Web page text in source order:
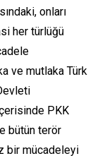
onları
her türlüğü
ve mutlaka Türk
PKK
bütün terör
bir mücadeleyi